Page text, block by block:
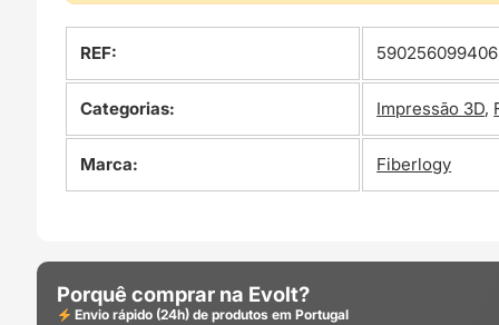
REF:
Categorias: Impressão 3D,
Marca: Fiberlogy
Porquê comprar na Evolt?
Envio rápido (24h) de produtos em Portugal